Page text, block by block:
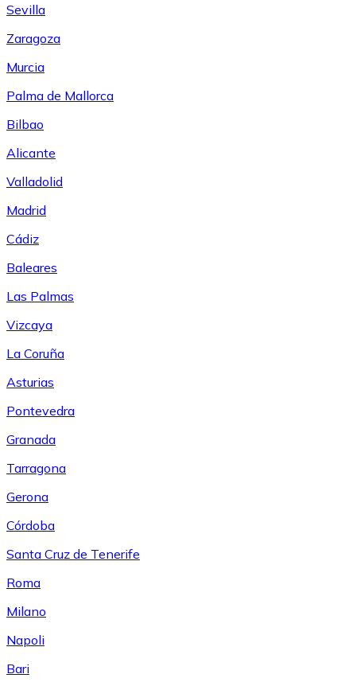
Sevilla
Zaragoza
Murcia
Palma de Mallorca
Bilbao
Alicante
Valladolid
Madrid
Cádiz
Baleares
Las Palmas
Vizcaya
La Coruña
Asturias
Pontevedra
Granada
Tarragona
Gerona
Córdoba
Santa Cruz de Tenerife
Roma
Milano
Napoli
Bari